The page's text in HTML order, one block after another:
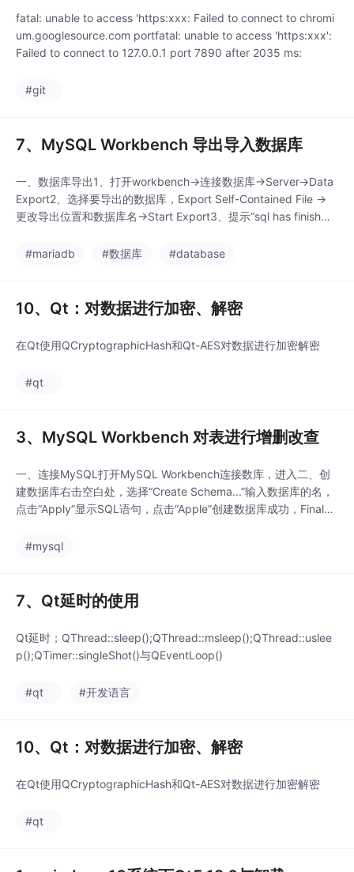
fatal: unable to access 'https:xxx: Failed to connect to chromi
um.googlesource.com portfatal: unable to access 'https:xxx':
Failed to connect to 127.0.0.1 port 7890 after 2035 ms:
#git
7、MySQL Workbench 导出导入数据库
一、数据库导出1、打开workbench->连接数据库->Server->Data
Export2、选择要导出的数据库，Export Self-Contained File ->
更改导出位置和数据库名->Start Export3、提示“sql has finish
ort2、选择“
#mariadb #数据库 #database
10、Qt：对数据进行加密、解密
在Qt使用QCryptographicHash和Qt-AES对数据进行加密解密
#qt
3、MySQL Workbench 对表进行增删改查
一、连接MySQL打开MySQL Workbench连接数库，进入二、创
建数据库右击空白处，选择“Create Schema...”输入数据库的名，
点击“Apply”显示SQL语句，点击“Apple”创建数据库成功，Final
输入数据表名添加数据库内容，双击，输入内容，点击“Apple”显
#mysql
7、Qt延时的使用
Qt延时；QThread::sleep();QThread::msleep();QThread::uslee
p();QTimer::singleShot()与QEventLoop()
#qt #开发语言
10、Qt：对数据进行加密、解密
在Qt使用QCryptographicHash和Qt-AES对数据进行加密解密
#qt